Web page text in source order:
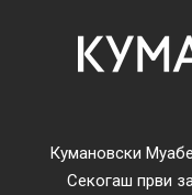
Кумановски
Секогаш први